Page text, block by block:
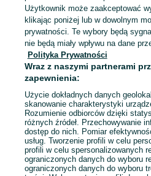
Mapa kategorii
Mapa miejscowości
Mapa ministron
Popularne wyszukiwania
Użytkownik może zaakceptować
klikając poniżej lub w dowolnym
prywatności. Te wybory będą
nie będą miały wpływu na dane
Polityka Prywatności
Wraz z naszymi partnerami
zapewnienia:
Użycie dokładnych danych
skanowanie charakterystyki
Rozumienie odbiorców dzięki
różnych źródeł. Przechowywanie
dostęp do nich. Pomiar
usług. Tworzenie profili w celu
profili w celu spersonalizowanych
ograniczonych danych do wyboru
ograniczonych danych do wyboru